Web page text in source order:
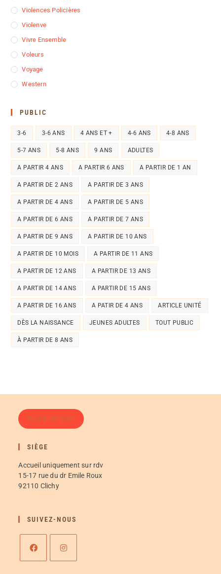
Violences Policières
Violenve
Vivre Ensemble
Voleurs
Voyage
Western
PUBLIC
3-6 3-6 ANS 4 ANS ET + 4-6 ANS 4-8 ANS
5-7 ANS 5-8 ANS 9 ANS ADULTES
A PARTIR 4 ANS A PARTIR 6 ANS A PARTIR DE 1 AN
A PARTIR DE 2 ANS A PARTIR DE 3 ANS
A PARTIR DE 4 ANS A PARTIR DE 5 ANS
A PARTIR DE 6 ANS A PARTIR DE 7 ANS
A PARTIR DE 9 ANS A PARTIR DE 10 ANS
A PARTIR DE 10 MOIS A PARTIR DE 11 ANS
A PARTIR DE 12 ANS A PARTIR DE 13 ANS
A PARTIR DE 14 ANS A PARTIR DE 15 ANS
A PARTIR DE 16 ANS A PATIR DE 4 ANS ARTICLE UNITÉ
DÈS LA NAISSANCE JEUNES ADULTES TOUT PUBLIC
À PARTIR DE 8 ANS
FAIRE UN DON
SIÈGE
Accueil uniquement sur rdv
15-17 rue du dr Emile Roux
92110 Clichy
SUIVEZ-NOUS